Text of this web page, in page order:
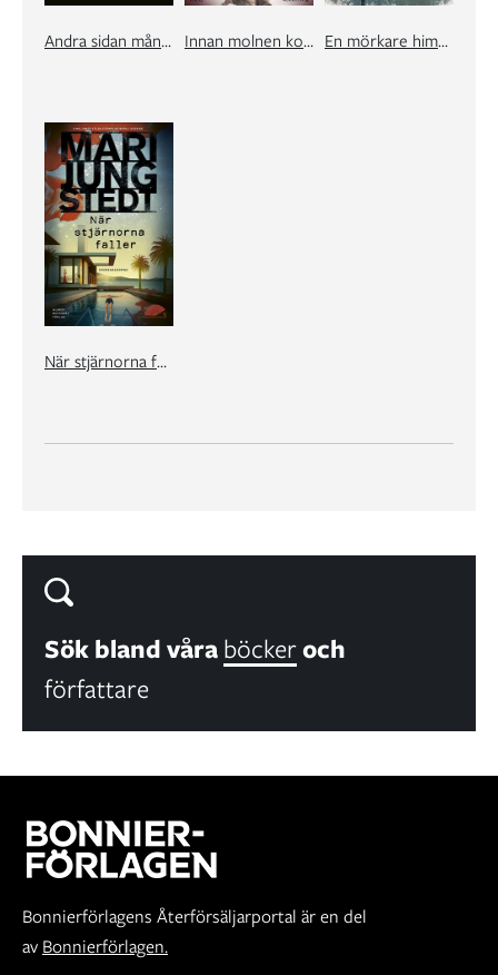
Andra sidan månen Innan molnen kommer En mörkare himmel
När stjärnorna faller
Sök bland våraböckeroch
författare
Bonnierförlagens Återförsäljarportal är en del
av Bonnierförlagen.